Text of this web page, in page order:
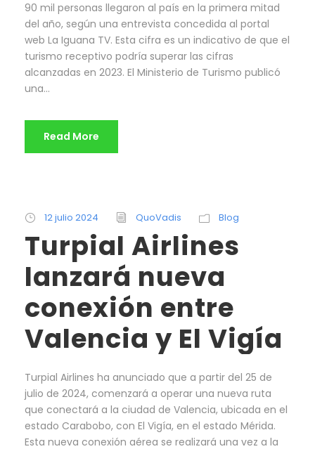
90 mil personas llegaron al país en la primera mitad
del año, según una entrevista concedida al portal
web La Iguana TV. Esta cifra es un indicativo de que el
turismo receptivo podría superar las cifras
alcanzadas en 2023. El Ministerio de Turismo publicó
una...
Read More
12 julio 2024 QuoVadis Blog
Turpial Airlines
lanzará nueva
conexión entre
Valencia y El Vigía
Turpial Airlines ha anunciado que a partir del 25 de
julio de 2024, comenzará a operar una nueva ruta
que conectará a la ciudad de Valencia, ubicada en el
estado Carabobo, con El Vigía, en el estado Mérida.
Esta nueva conexión aérea se realizará una vez a la